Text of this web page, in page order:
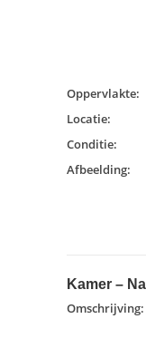
Oppervlakte:
Locatie:
Conditie:
Afbeelding:
Kamer –
Omschrijving: